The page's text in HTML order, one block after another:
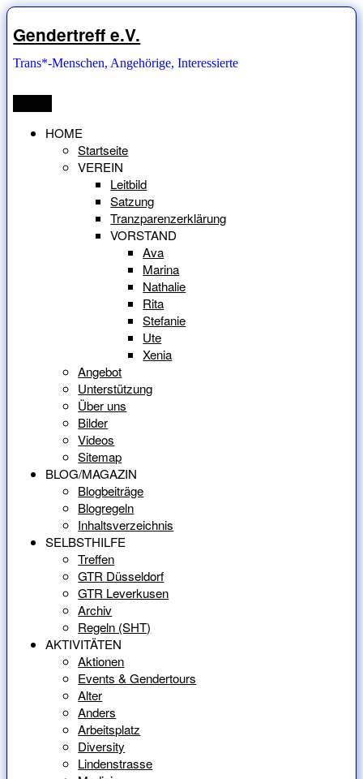
Zum
Inhalt
springen
Gendertreff e.V.
Trans*-Menschen, Angehörige, Interessierte
HOME
Startseite
VEREIN
Leitbild
Satzung
Tranzparenzerklärung
VORSTAND
Ava
Marina
Nathalie
Rita
Stefanie
Ute
Xenia
Angebot
Unterstützung
Über uns
Bilder
Videos
Sitemap
BLOG/MAGAZIN
Blogbeiträge
Blogregeln
Inhaltsverzeichnis
SELBSTHILFE
Treffen
GTR Düsseldorf
GTR Leverkusen
Archiv
Regeln (SHT)
AKTIVITÄTEN
Aktionen
Events & Gendertours
Alter
Anders
Arbeitsplatz
Diversity
Lindenstrasse